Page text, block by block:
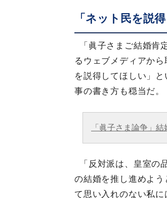
「ネット民を説
「眞子さまご結婚
るウェブメディアか
を説得してほしい」
事の書き方も穏当だ。
「眞子さま論争」
「反対派は、皇室
の結婚を推し進めよ
て思い入れのない私